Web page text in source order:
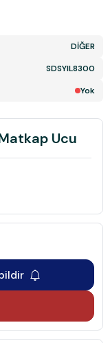
DİĞER
SDSYIL8300
Yok
Ucu